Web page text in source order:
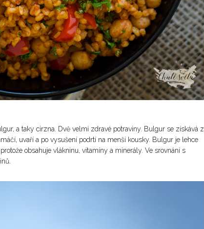
a taky cirzna. Dvě velmi zdravé potraviny. Bulgur se získává z
uvaří a po vysušení podrtí na menší kousky. Bulgur je lehce
obsahuje vlákninu, vitamíny a minerály. Ve srovnání s